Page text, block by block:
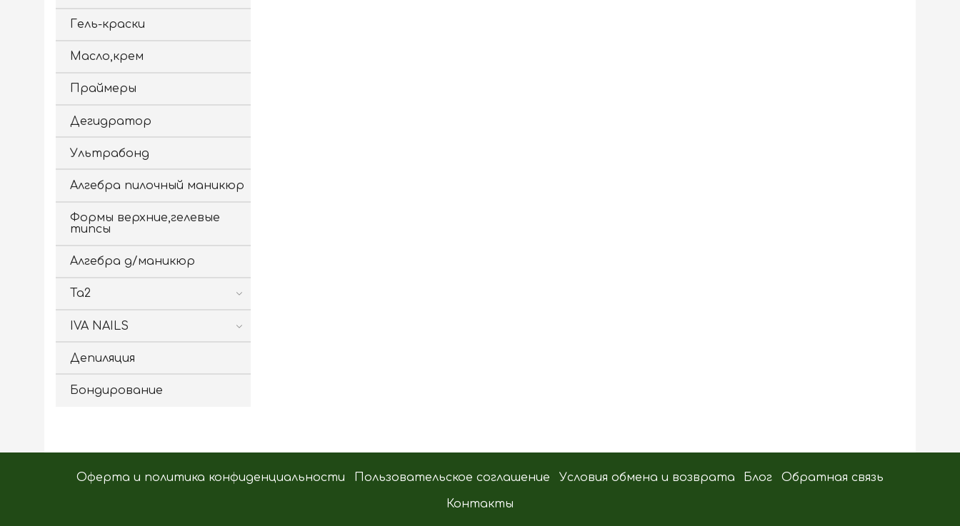
Гель-краски
Масло,крем
Праймеры
Дегидратор
Ультрабонд
Алгебра пилочный маникюр
Формы верхние,гелевые
типсы
Алгебра д/маникюр
Ta2
IVA NAILS
Депиляция
Бондирование
Оферта и политика конфиденциальности Пользовательское соглашение Условия обмена и возврата Блог Обратная связь
Контакты